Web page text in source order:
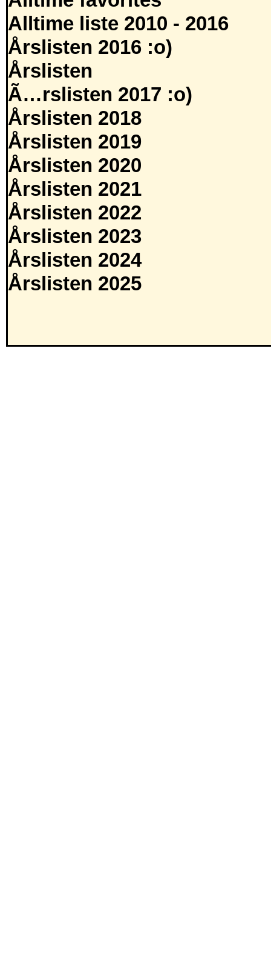
Alltime liste 2010 - 2016
Årslisten 2016 :o)
Årslisten
Ã…rslisten 2017 :o)
Årslisten 2018
Årslisten 2019
Årslisten 2020
Årslisten 2021
Årslisten 2022
Årslisten 2023
Årslisten 2024
Årslisten 2025